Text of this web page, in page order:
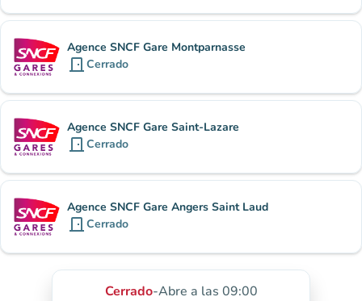
Agence SNCF Gare Montparnasse
door_front Cerrado
Agence SNCF Gare Saint-Lazare
door_front Cerrado
Agence SNCF Gare Angers Saint Laud
door_front Cerrado
Cerrado-Abre a las 09:00